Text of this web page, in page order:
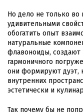
Но дело не только во
удивительными
обогатить опыт
натуральные
флавоноиды, создают
гармоничного
они формируют дуэт,
внутренних
эстетически и
Так почему бы не